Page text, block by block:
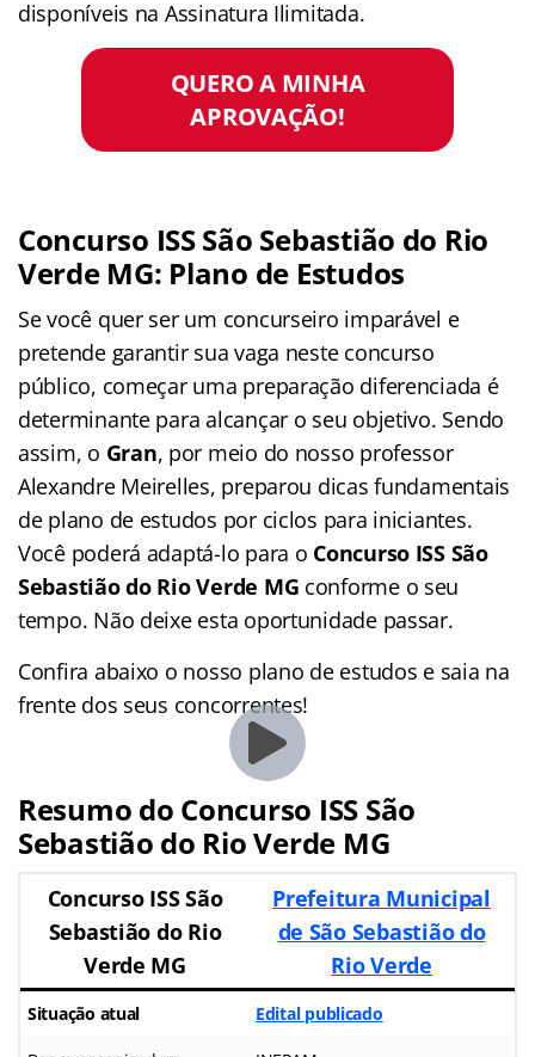
disponíveis na Assinatura Ilimitada.
QUERO A MINHA
APROVAÇÃO!
Concurso ISS São Sebastião do Rio
Verde MG: Plano de Estudos
Se você quer ser um concurseiro imparável e
pretende garantir sua vaga neste concurso
público, começar uma preparação diferenciada é
determinante para alcançar o seu objetivo. Sendo
assim, o Gran, por meio do nosso professor
Alexandre Meirelles, preparou dicas fundamentais
de plano de estudos por ciclos para iniciantes.
Você poderá adaptá-lo para o Concurso ISS São
Sebastião do Rio Verde MG conforme o seu
tempo. Não deixe esta oportunidade passar.
Confira abaixo o nosso plano de estudos e saia na
frente dos seus concorrentes!
Resumo do Concurso ISS São
Sebastião do Rio Verde MG
Concurso ISS São
Sebastião do Rio
Verde MG
Prefeitura Municipal
de São Sebastião do
Rio Verde
Situação atual Edital publicado